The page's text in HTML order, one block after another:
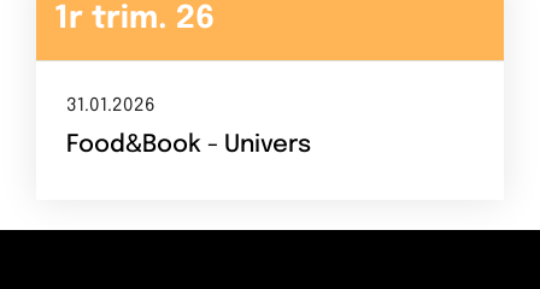
1r trim. 26
31.01.2026
Food&Book - Univers
Contacte